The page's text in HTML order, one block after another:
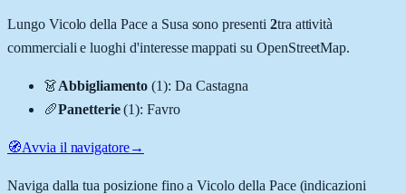
Lungo Vicolo della Pacea Susa sono presenti 2tra attività
commerciali e luoghi d'interesse mappati su OpenStreetMap.
👗Abbigliamento (1):Da Castagna
🥖Panetterie (1):Favro
🧭Avvia il navigatore→
Naviga dalla tua posizione fino aVicolo della Pace(indicazioni